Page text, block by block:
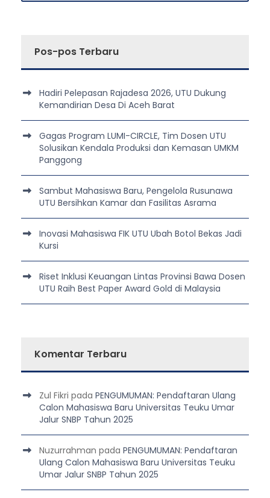
Pos-pos Terbaru
Hadiri Pelepasan Rajadesa 2026, UTU Dukung
Kemandirian Desa Di Aceh Barat
Gagas Program LUMI-CIRCLE, Tim Dosen UTU
Solusikan Kendala Produksi dan Kemasan UMKM
Panggong
Sambut Mahasiswa Baru, Pengelola Rusunawa
UTU Bersihkan Kamar dan Fasilitas Asrama
Inovasi Mahasiswa FIK UTU Ubah Botol Bekas Jadi
Kursi
Riset Inklusi Keuangan Lintas Provinsi Bawa Dosen
UTU Raih Best Paper Award Gold di Malaysia
Komentar Terbaru
Zul Fikri pada PENGUMUMAN: Pendaftaran Ulang
Calon Mahasiswa Baru Universitas Teuku Umar
Jalur SNBP Tahun 2025
Nuzurrahman pada PENGUMUMAN: Pendaftaran
Ulang Calon Mahasiswa Baru Universitas Teuku
Umar Jalur SNBP Tahun 2025